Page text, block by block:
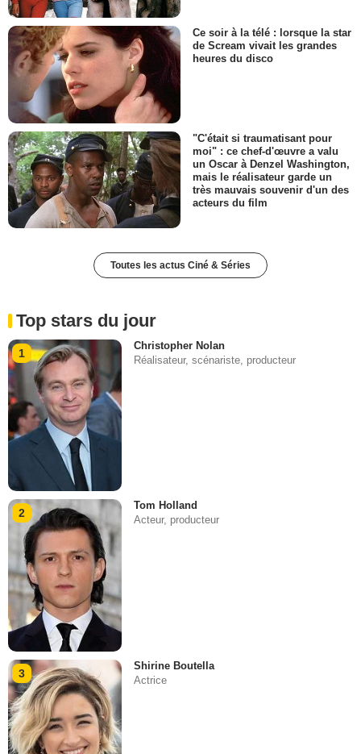
Ce soir à la télé : lorsque la star
de Scream vivait les grandes
heures du disco
"C'était si traumatisant pour
moi" : ce chef-d'œuvre a valu
un Oscar à Denzel Washington,
mais le réalisateur garde un
très mauvais souvenir d'un des
acteurs du film
Toutes les actus Ciné & Séries
Top stars du jour
1
Christopher Nolan
Réalisateur, scénariste, producteur
2
Tom Holland
Acteur, producteur
3
Shirine Boutella
Actrice